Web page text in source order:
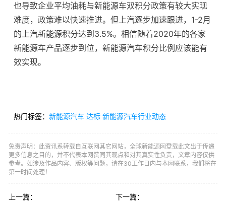
也导致企业平均油耗与新能源车双积分政策有较大实现
难度，政策难以快速推进。但上汽逐步加速跟进，1-2月
的上汽新能源积分达到3.5%。相信随着2020年的各家
新能源车产品逐步到位，新能源汽车积分比例应该能有
效实现。
热门标签： 新能源汽车 达标 新能源汽车行业动态
免责声明：此资讯系转载自互联网其它网站，全球新能源网登载此文出于传递
更多信息之目的，并不代表本网赞同其观点和对其真实性负责，文章内容仅供
参考。如涉及作品内容、版权等问题，请在30工作日内与本网联系，我们将在
第一时间处理！
上一篇：
下一篇：